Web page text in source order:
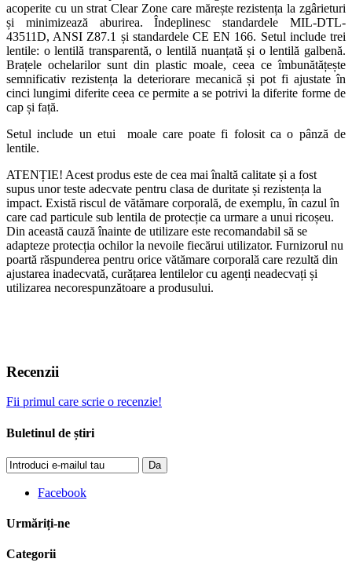
acoperite cu un strat Clear Zone care mărește rezistența la zgârieturi
și minimizează aburirea. Îndeplinesc standardele MIL-DTL-
43511D, ANSI Z87.1 și standardele CE EN 166. Setul include trei
lentile: o lentilă transparentă, o lentilă nuanțată și o lentilă galbenă.
Brațele ochelarilor sunt din plastic moale, ceea ce îmbunătățește
semnificativ rezistența la deteriorare mecanică și pot fi ajustate în
cinci lungimi diferite ceea ce permite a se potrivi la diferite forme de
cap și față.
Setul include un etui moale care poate fi folosit ca o pânză de
lentile.
ATENȚIE! Acest produs este de cea mai înaltă calitate și a fost
supus unor teste adecvate pentru clasa de duritate și rezistența la
impact. Există riscul de vătămare corporală, de exemplu, în cazul în
care cad particule sub lentila de protecție ca urmare a unui ricoșeu.
Din această cauză înainte de utilizare este recomandabil să se
adapteze protecția ochilor la nevoile fiecărui utilizator. Furnizorul nu
poartă răspunderea pentru orice vătămare corporală care rezultă din
ajustarea inadecvată, curățarea lentilelor cu agenți neadecvați și
utilizarea necorespunzătoare a produsului.
Recenzii
Fii primul care scrie o recenzie!
Buletinul de știri
Da
Facebook
Urmăriți-ne
Categorii